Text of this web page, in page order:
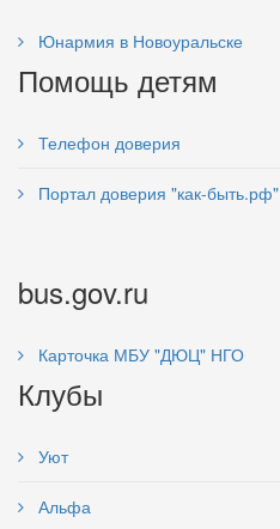
Юнармия в Новоуральске
Помощь детям
Телефон доверия
Портал доверия "как-быть.рф"
bus.gov.ru
Карточка МБУ "ДЮЦ" НГО
Клубы
Уют
Альфа